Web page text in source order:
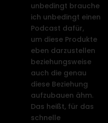
unbedingt brauche
ich unbedingt einen
Podcast dafür,
um diese Produkte
eben darzustellen
beziehungsweise
auch die genau
diese Beziehung
aufzubauen ähm.
Das heißt, für das
schnelle